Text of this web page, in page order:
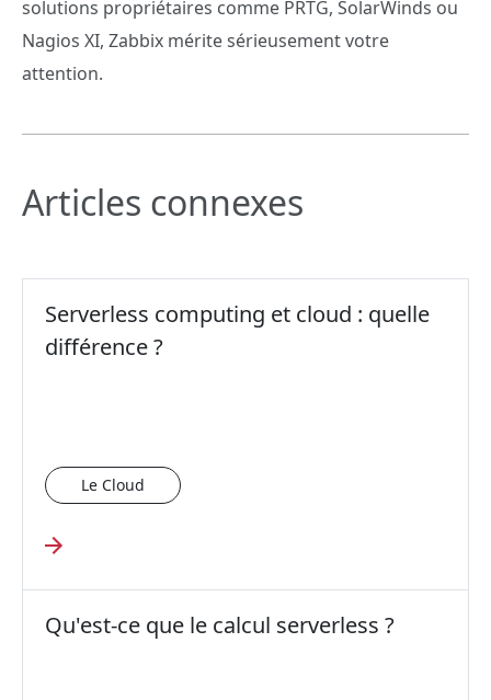
solutions propriétaires comme PRTG, SolarWinds ou
Nagios XI, Zabbix mérite sérieusement votre
attention.
Articles connexes
Serverless computing et cloud : quelle
différence ?
Le Cloud
Qu'est-ce que le calcul serverless ?